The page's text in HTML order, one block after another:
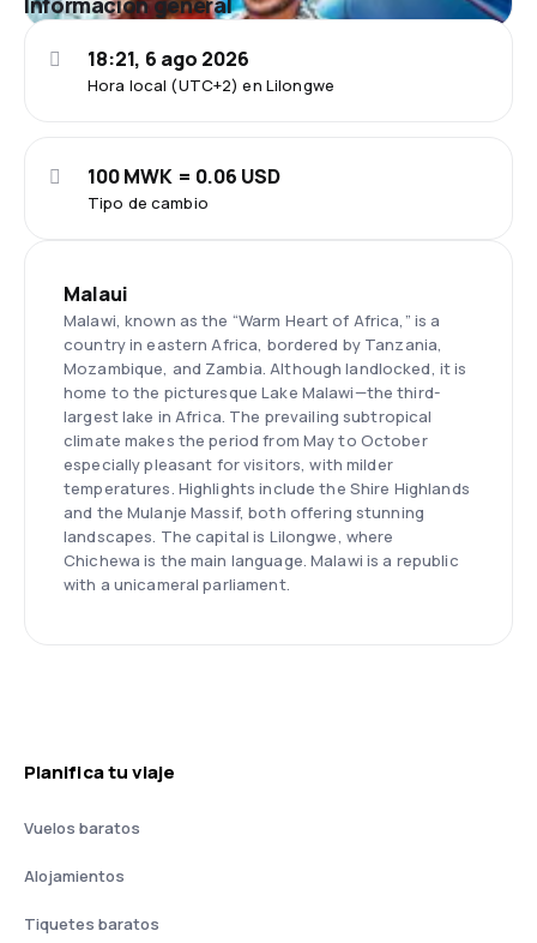
Hora local (UTC+2) en Lilongwe
18:21, 6 ago 2026
Tipo de cambio
100 MWK = 0.06 USD
Malaui
Malawi, known as the “Warm Heart of Africa,” is a
country in eastern Africa, bordered by Tanzania,
Mozambique, and Zambia. Although landlocked, it is
home to the picturesque Lake Malawi—the third-
largest lake in Africa. The prevailing subtropical
climate makes the period from May to October
especially pleasant for visitors, with milder
temperatures. Highlights include the Shire Highlands
and the Mulanje Massif, both offering stunning
landscapes. The capital is Lilongwe, where
Chichewa is the main language. Malawi is a republic
with a unicameral parliament.
Planifica tu viaje
Vuelos baratos
Alojamientos
Tiquetes baratos